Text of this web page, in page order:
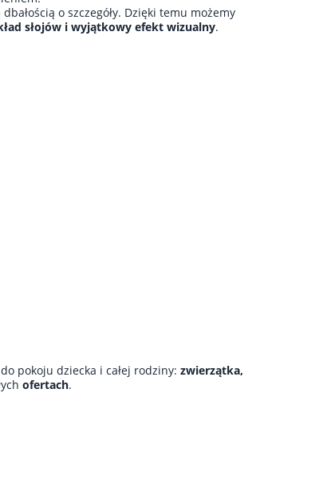
o szczegóły. Dzięki temu możemy
słojów i wyjątkowy efekt wizualny.
pokoju dziecka i całej rodziny: zwierzątka,
ofertach.